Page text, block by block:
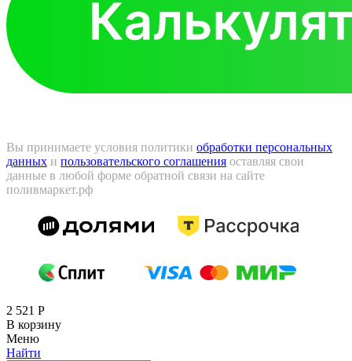
Вы принимаете условия политики обработки персональных
данных и пользовательского соглашения оставляя свои
данные в любой форме обратной связи на сайте
поливмаркет.рф
2 521 Р
В корзину
Меню
Найти